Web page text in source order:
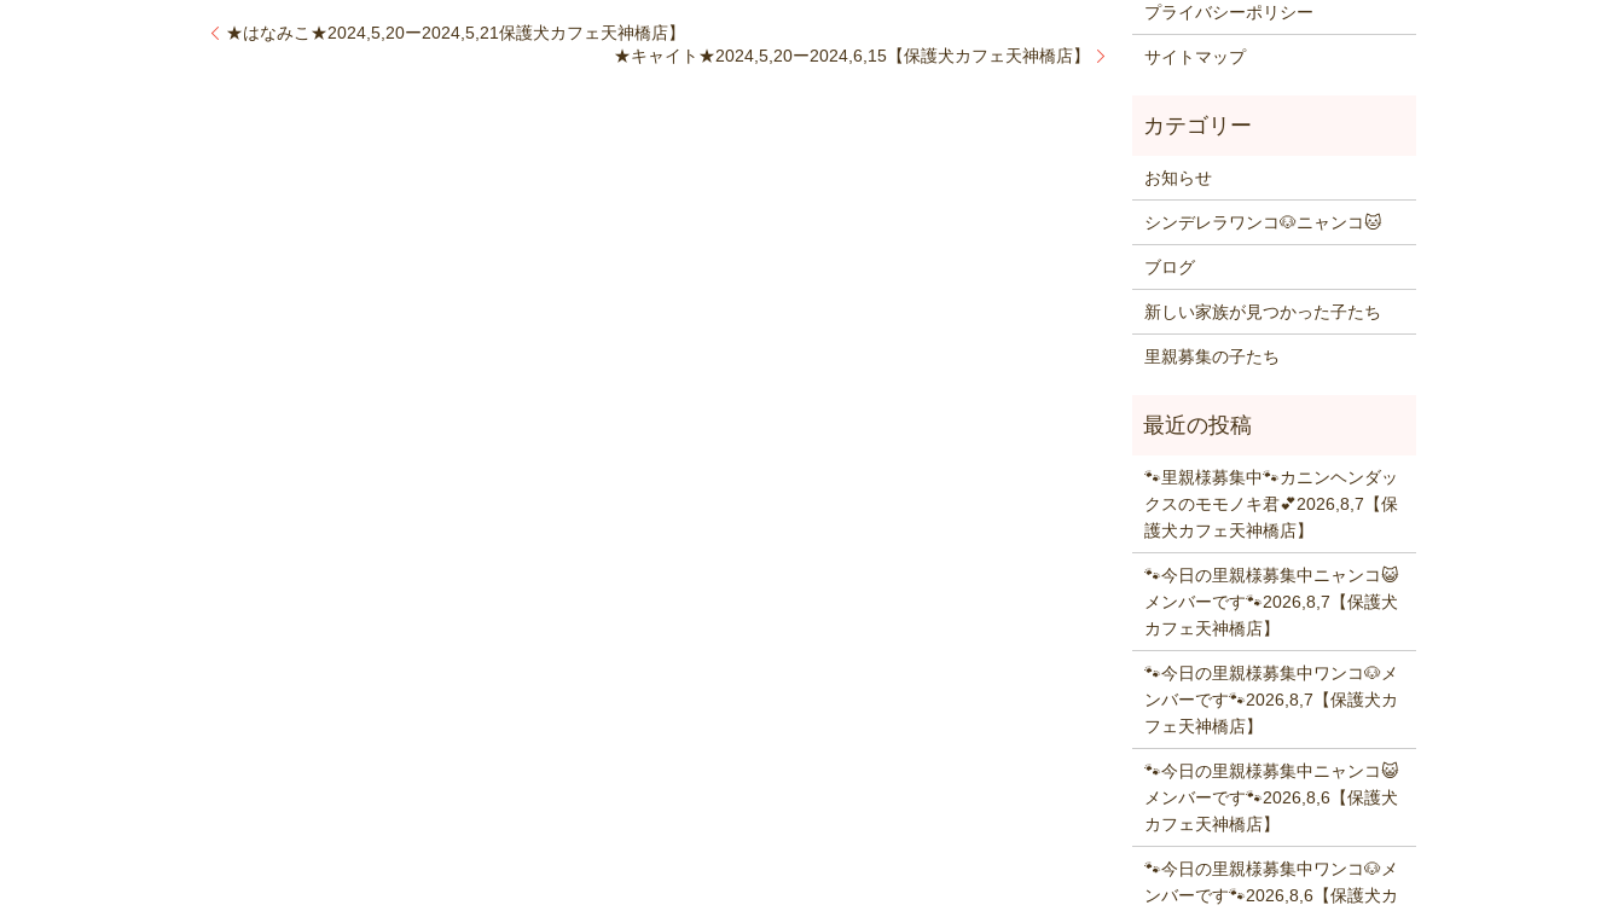
★はなみこ★2024,5,20ー2024,5,21保護犬カフェ天神橋店】
★キャイト★2024,5,20ー2024,6,15【保護犬カフェ天神橋店】
プライバシーポリシー
サイトマップ
お知らせ
シンデレラワンコ🐶ニャンコ🐱
ブログ
新しい家族が見つかった子たち
里親募集の子たち
🐾里親様募集中🐾カニンヘンダッ
クスのモモノキ君💕2026,8,7【保
護犬カフェ天神橋店】
🐾今日の里親様募集中ニャンコ😺
メンバーです🐾2026,8,7【保護犬
カフェ天神橋店】
🐾今日の里親様募集中ワンコ🐶メ
ンバーです🐾2026,8,7【保護犬カ
フェ天神橋店】
🐾今日の里親様募集中ニャンコ😺
メンバーです🐾2026,8,6【保護犬
カフェ天神橋店】
🐾今日の里親様募集中ワンコ🐶メ
ンバーです🐾2026,8,6【保護犬カ